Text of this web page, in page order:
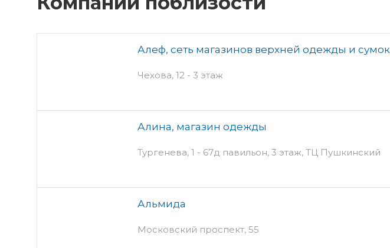
Алеф, сеть магазинов верхней одежды и сумок
Чехова, 12 - 3 этаж
Алина, магазин одежды
Тургенева, 1 - 67д павильон, 3 этаж, ТЦ Пушкинский
Альмида
Московский проспект, 55